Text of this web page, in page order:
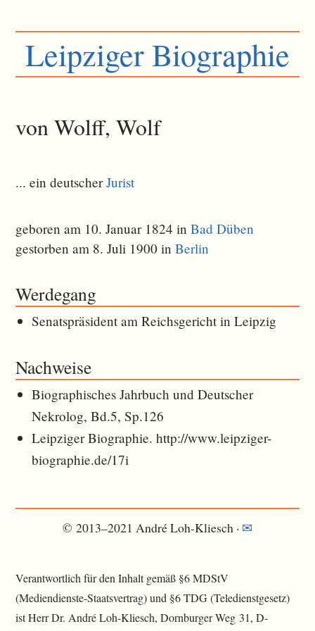
Leipziger Biographie
von Wolff, Wolf
... ein deutscherJurist
geboren am 10. Januar 1824 inBad Düben
gestorben am 8. Juli 1900 inBerlin
Werdegang
Senatspräsident am Reichsgericht in Leipzig
Nachweise
Biographisches Jahrbuch und Deutscher
Nekrolog, Bd.5, Sp.126
Leipziger Biographie. http://www.leipziger-
biographie.de/17i
© 2013–2021 André Loh-Kliesch · ✉︎
Verantwortlich für den Inhalt gemäß §6 MDStV
(Mediendienste-Staatsvertrag) und §6 TDG (Teledienstgesetz)
ist Herr Dr. André Loh-Kliesch, Dornburger Weg 31, D-